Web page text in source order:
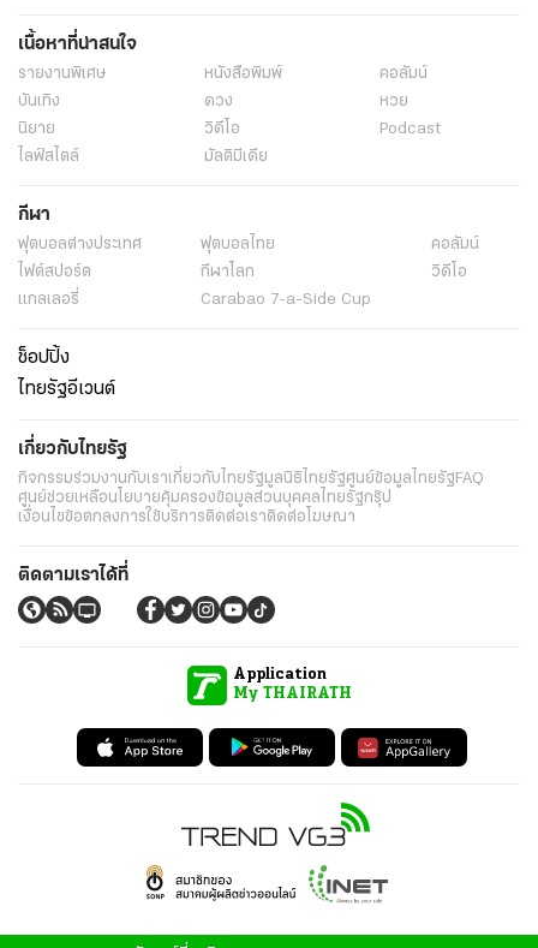
เนื้อหาที่น่าสนใจ
รายงานพิเศษ หนังสือพิมพ์
คอลัมน์
บันเทิง
ดวง
หวย
นิยาย
วิดีโอ
Podcast
ไลฟ์สไตล์
มัลติมีเดีย
กีฬา
ฟุตบอลต่่างประเทศ ฟุตบอลไทย
คอลัมน์
ไฟต์สปอร์ต
กีฬาโลก
วิดีโอ
แกลเลอรี่
Carabao 7-a-Side Cup
ช็อปปิ้ง
ไทยรัฐอีเวนต์
เกี่ยวกับไทยรัฐ
กิจกรรมร่วมงานกับเราเกี่ยวกับไทยรัฐมูลนิธิไทยรัฐศูนย์ข้อมูลไทยรัฐFAQ
ศูนย์ช่วยเหลือนโยบายคุ้มครองข้อมูลส่วนบุคคลไทยรัฐกรุ๊ป
เงื่อนไขข้อตกลงการใช้บริการติดต่อเราติดต่อโฆษณา
ติดตามเราได้ที่
Application
My THAIRATH